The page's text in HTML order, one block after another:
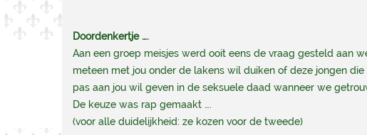
Doordenkertje ….
Aan een groep meisjes werd ooit eens de vraag gesteld aan
meteen met jou onder de lakens wil duiken of deze jongen
pas aan jou wil geven in de seksuele daad wanneer we
De keuze was rap gemaakt ….
(voor alle duidelijkheid: ze kozen voor de tweede)